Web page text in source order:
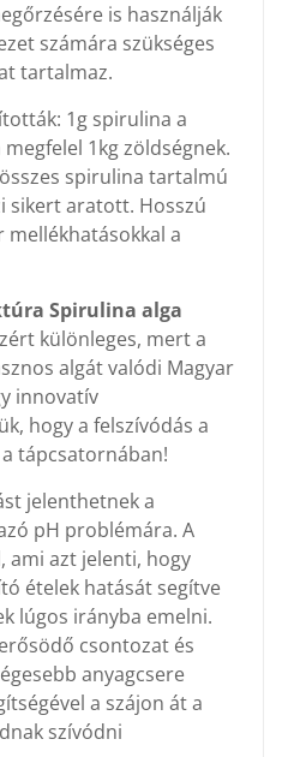
is használják
számára szükséges
tartalmaz.
1g spirulina a
1kg zöldségnek.
spirulina tartalmú
sikert aratott. Hosszú
a
Spirulina alga
különleges, mert a
algát valódi Magyar
innovatív
hogy a felszívódás a
tápcsatornában!
jelenthetnek a
pH problémára. A
ami azt jelenti, hogy
ételek hatását segítve
lúgos irányba emelni.
csontozat és
anyagcsere
a szájon át a
szívódni